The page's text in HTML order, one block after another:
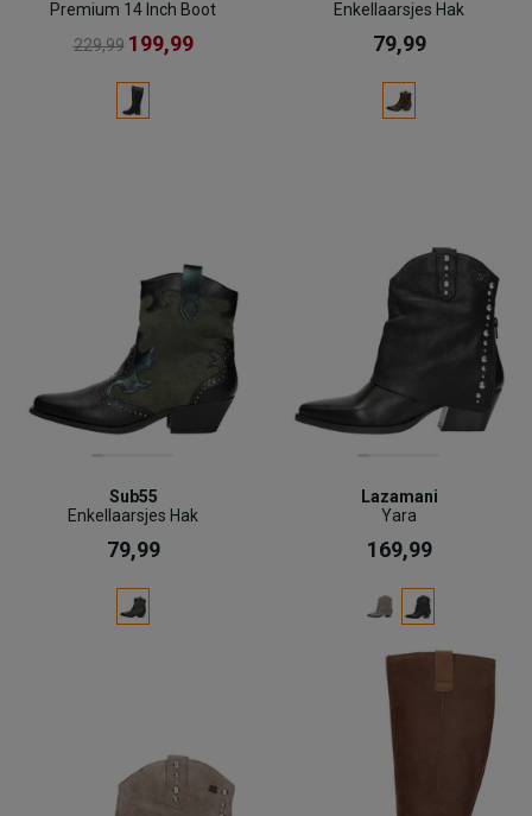
Premium 14 Inch Boot
229,99 199,99
Enkellaarsjes Hak
79,99
Sub55
Enkellaarsjes Hak
79,99
Lazamani
Yara
169,99